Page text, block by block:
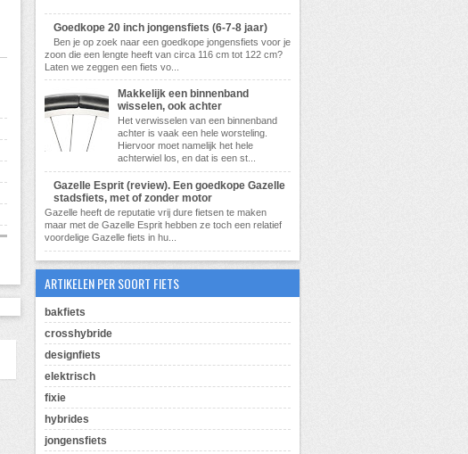
Goedkope 20 inch jongensfiets (6-7-8 jaar)
Ben je op zoek naar een goedkope jongensfiets voor je
zoon die een lengte heeft van circa 116 cm tot 122 cm?
Laten we zeggen een fiets vo...
Makkelijk een binnenband
wisselen, ook achter
Het verwisselen van een binnenband
achter is vaak een hele worsteling.
Hiervoor moet namelijk het hele
achterwiel los, en dat is een st...
Gazelle Esprit (review). Een goedkope Gazelle
stadsfiets, met of zonder motor
Gazelle heeft de reputatie vrij dure fietsen te maken
maar met de Gazelle Esprit hebben ze toch een relatief
voordelige Gazelle fiets in hu...
ARTIKELEN PER SOORT FIETS
bakfiets
crosshybride
designfiets
elektrisch
fixie
hybrides
jongensfiets